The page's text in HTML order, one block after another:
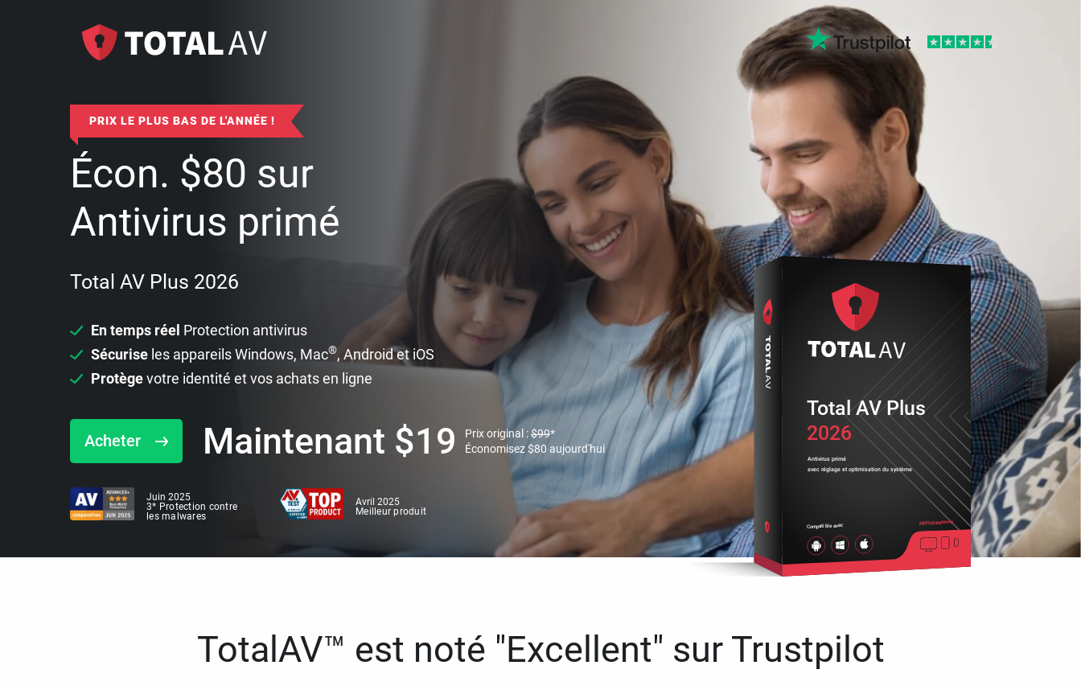
PRIX LE PLUS BAS DE L'ANNÉE !
Écon. $80 sur
Antivirus primé
Total AV Plus 2026
En temps réel Protection antivirus
Sécurise les appareils Windows, Mac®, Android et iOS
Protègevotre identité et vos achats en ligne
Acheter Maintenant $19 Prix original :$99*
Économisez$80 aujourd'hui
Juin 2025
3* Protection contre
les malwares
Avril 2025
Meilleur produit
2026
Antivirus primé
avec réglage et optimisation du système
Compatible avec Multiplateforme
Total AV Plus
TotalAV™ est noté "Excellent" sur Trustpilot